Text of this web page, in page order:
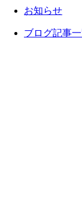
お知らせ
ブログ記事